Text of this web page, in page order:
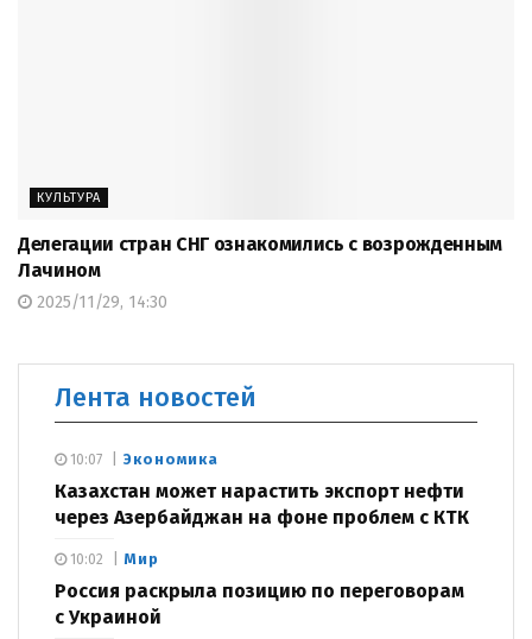
КУЛЬТУРА
Делегации стран СНГ ознакомились с возрожденным
Лачином
2025/11/29, 14:30
Лента новостей
Экономика
Казахстан может нарастить экспорт нефти
через Азербайджан на фоне проблем с КТК
10:07
Мир
Россия раскрыла позицию по переговорам
с Украиной
10:02